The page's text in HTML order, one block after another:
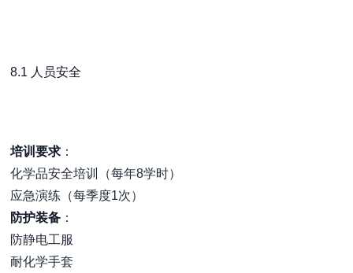
8.1 人员安全
培训要求 ：
化学品安全培训（每年8学时）
应急演练（每季度1次）
防护装备 ：
防静电工服
耐化学手套